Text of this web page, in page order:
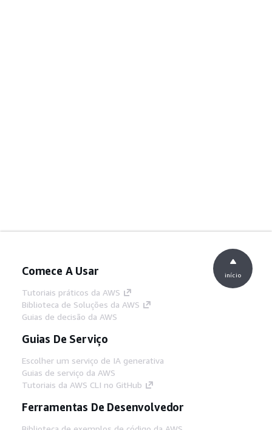
Comece A Usar
Tutoriais práticos da AWS
Biblioteca de Soluções da AWS
Guias de decisão da AWS
Guias De Serviço
Escolher um serviço de IA generativa
Guias de serviço da AWS
Tutoriais da AWS CLI no GitHub
Ferramentas De Desenvolvedor
início